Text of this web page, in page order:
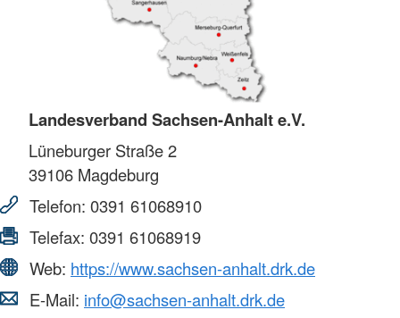
Landesverband Sachsen-Anhalt e.V.
Lüneburger Straße 2
39106 Magdeburg
Telefon: 0391 61068910
Telefax: 0391 61068919
Web: https://www.sachsen-anhalt.drk.de
E-Mail: info@sachsen-anhalt.drk.de